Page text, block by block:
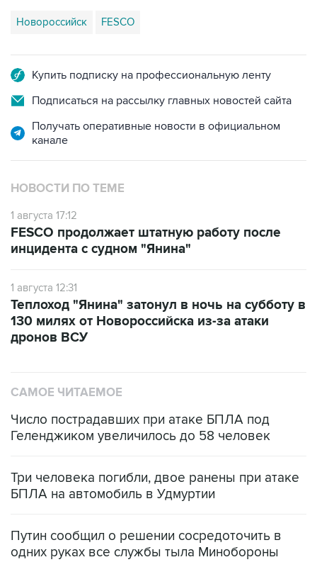
Новороссийск FESCO
Купить подписку на профессиональную ленту
Подписаться на рассылку главных новостей сайта
Получать оперативные новости в официальном
канале
НОВОСТИ ПО ТЕМЕ
1 августа 17:12
FESCO продолжает штатную работу после
инцидента с судном "Янина"
1 августа 12:31
Теплоход "Янина" затонул в ночь на субботу в
130 милях от Новороссийска из-за атаки
дронов ВСУ
САМОЕ ЧИТАЕМОЕ
Число пострадавших при атаке БПЛА под
Геленджиком увеличилось до 58 человек
Три человека погибли, двое ранены при атаке
БПЛА на автомобиль в Удмуртии
Путин сообщил о решении сосредоточить в
одних руках все службы тыла Минобороны